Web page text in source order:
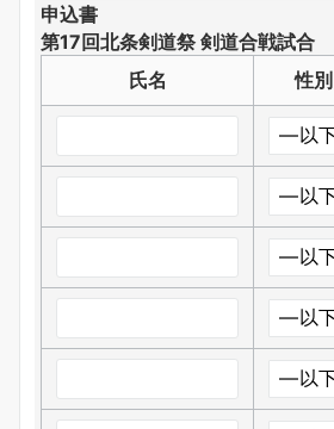
申込書
第17回北条剣道祭 剣道合戦試合
氏名
性別